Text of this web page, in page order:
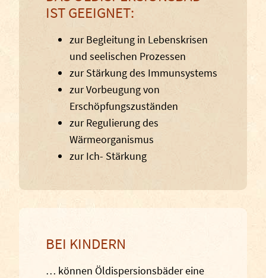
IST GEEIGNET:
zur Begleitung in Lebenskrisen
und seelischen Prozessen
zur Stärkung des Immunsystems
zur Vorbeugung von
Erschöpfungszuständen
zur Regulierung des
Wärmeorganismus
zur Ich- Stärkung
BEI KINDERN
… können Öldispersionsbäder eine